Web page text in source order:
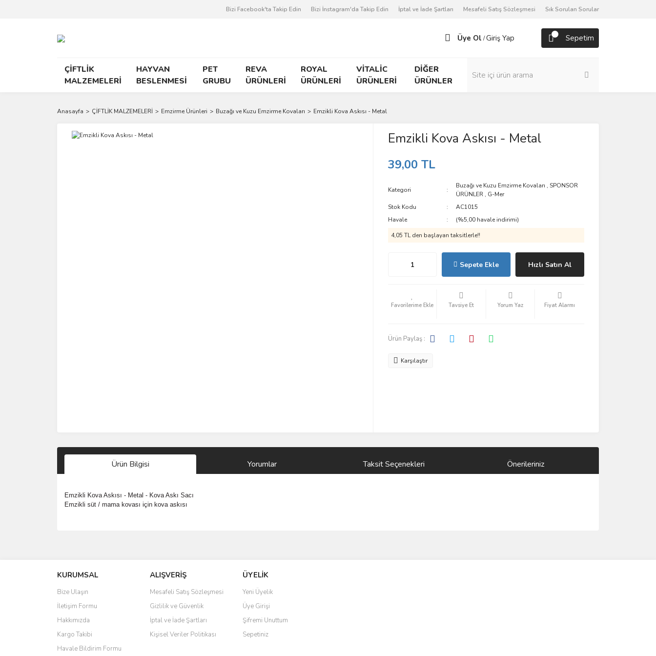
Bizi Facebook'ta Takip Edin Bizi İnstagram'da Takip Edin İptal ve İade Şartları Mesafeli Satış Sözleşmesi Sık Sorulan Sorular
Üye Ol /Giriş Yap Sepetim
ÇİFTLİK
MALZEMELERİ
HAYVAN
BESLENMESİ
PET
GRUBU
REVA
ÜRÜNLERİ
ROYAL
ÜRÜNLERİ
VİTALİC
ÜRÜNLERİ
DİĞER
ÜRÜNLER
Anasayfa ÇİFTLİK MALZEMELERİ Emzirme Ürünleri Buzağı ve Kuzu Emzirme Kovaları Emzikli Kova Askısı - Metal
Emzikli Kova Askısı - Metal
39,00 TL
Kategori
Buzağı ve Kuzu Emzirme Kovaları ,SPONSOR
ÜRÜNLER , G-Mer
Stok Kodu
AC1015
Havale
(%5,00 havale indirimi)
4,05 TL den başlayan taksitlerle!!
Sepete Ekle Hızlı Satın Al
Tavsiye Et Yorum Yaz Fiyat Alarmı
Ürün Paylaş :
Karşılaştır
Ürün Bilgisi Yorumlar Taksit Seçenekleri Önerileriniz
Emzikli Kova Askısı - Metal - Kova Askı Sacı
Emzikli süt / mama kovası için kova askısı
Ürün resmi kalitesiz, bozuk veya görüntülenemiyor.
Ürün açıklamasında eksik bilgiler bulunuyor.
Ürün bilgilerinde hatalar bulunuyor.
Ürün fiyatı diğer sitelerden daha pahalı.
Bu ürüne benzer farklı alternatifler olmalı.
KURUMSAL
Bize Ulaşın
İletişim Formu
Hakkımızda
Kargo Takibi
Havale Bildirim Formu
ALIŞVERİŞ
Mesafeli Satış Sözleşmesi
Gizlilik ve Güvenlik
İptal ve İade Şartları
Kişisel Veriler Politikası
ÜYELİK
Yeni Üyelik
Üye Girişi
Şifremi Unuttum
Sepetiniz